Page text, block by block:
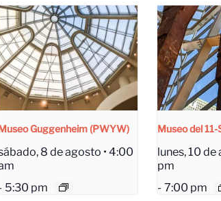
Guggenheim (PWYW)
8 de agosto • 4:00
5:30 pm
Museo del 11-
lunes, 10 de
pm
- 7:00 pm